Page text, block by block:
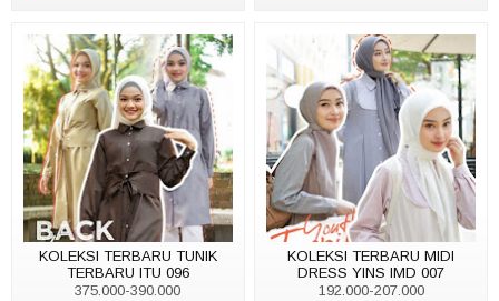
KOLEKSI TERBARU TUNIK
TERBARU ITU 096
375.000-390.000
KOLEKSI TERBARU MIDI
DRESS YINS IMD 007
192.000-207.000